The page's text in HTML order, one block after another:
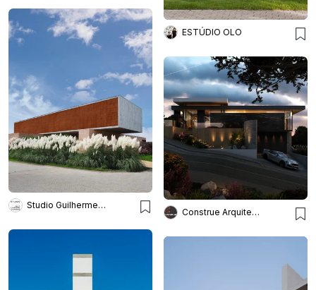
ESTÚDIO OLO
Studio Guilherme Torres
Construe Arquitetura